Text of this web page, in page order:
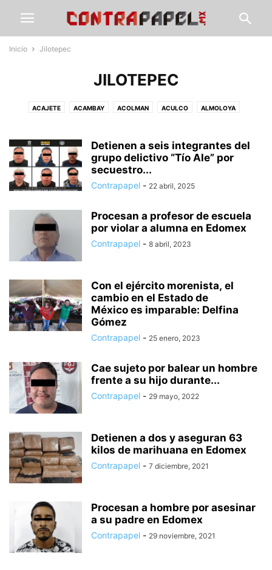
Inicio Jilotepec
JILOTEPEC
ACAJETE ACAMBAY ACOLMAN ACULCO ALMOLOYA
ATENCO ATIZAPÁN
AZCAPOTZALCO CALIMAYA CALPULALPAN CDMX CHALCO
CHAPA DE MOTA CHAPINGO CHIAUTLA
CHICONCUAC CHIMALHUACÁN CLIMA COACALCO
CUAUTITLÁN IZCALLI CUAUTLA CULTURA DEPORTE ECATEPEC
ECATZINGO EDUCACIÓN ELECCIÓN ESTADO DE MÉXICO
ELECCIONES EDOMEX ESTADO DE MÉXICO GOBIERNO
HUIXQUILUCAN INTERNACIONAL ISIDRO FABELA IXTAPALUCA
IXTAPAN DE LA SAL IXTLAHUACA JALTENCO JILOTEPEC
JILOTZINGO JIQUIPILCO JOCOTITLÁN JOCOTZINGO
JUCHITEPEC LA PAZ LEGISLATURA
METEPEC MONTERREY
NICOLÁS ROMERO NOPALTEPEC OCOYOACAC
OTUMBA OTZOLOTEPEC OZUMBA
POLOTITLÁN
SIN CATEGORÍA SOYANIQUILPAN TECÁMAC TECNOLOGÍA
TEJUPILCO TEMAMATLA TEMASCALAPA TEMASCALCINGO
TEMASCALTEPEC TEMOAYA TENANCINGO TENANGO DEL AIRE
Detienen a seis integrantes del
grupo delictivo “Tío Ale” por
secuestro...
Contrapapel - 22 abril, 2025
Procesan a profesor de escuela
por violar a alumna en Edomex
Contrapapel - 8 abril, 2023
Con el ejército morenista, el
cambio en el Estado de
México es imparable: Delfina
Gómez
Contrapapel - 25 enero, 2023
Cae sujeto por balear un hombre
frente a su hijo durante...
Contrapapel - 29 mayo, 2022
Detienen a dos y aseguran 63
kilos de marihuana en Edomex
Contrapapel - 7 diciembre, 2021
Procesan a hombre por asesinar
a su padre en Edomex
Contrapapel - 29 noviembre, 2021